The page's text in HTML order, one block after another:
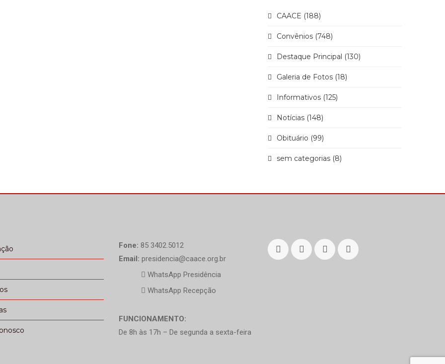
CAACE (188)
Convênios (748)
Destaque Principal (130)
Galeria de Fotos (18)
Informativos (125)
Notícias (148)
Obituário (99)
sem categorias (8)
Fone: 85 3402.5012
Email: presidencia@caace.org.br
WhatsApp Presidência
WhatsApp Recepção
FUNCIONAMENTO:
De 8h às 17h – De segunda a sexta-feira